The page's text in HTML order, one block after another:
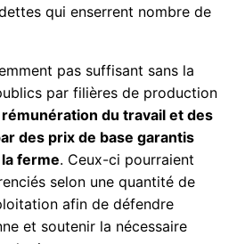
qui enserrent nombre de
pas suffisant sans la
par filières de production
du travail et des
des prix de base garantis
ferme. Ceux-ci pourraient
selon une quantité de
afin de défendre
et soutenir la nécessaire